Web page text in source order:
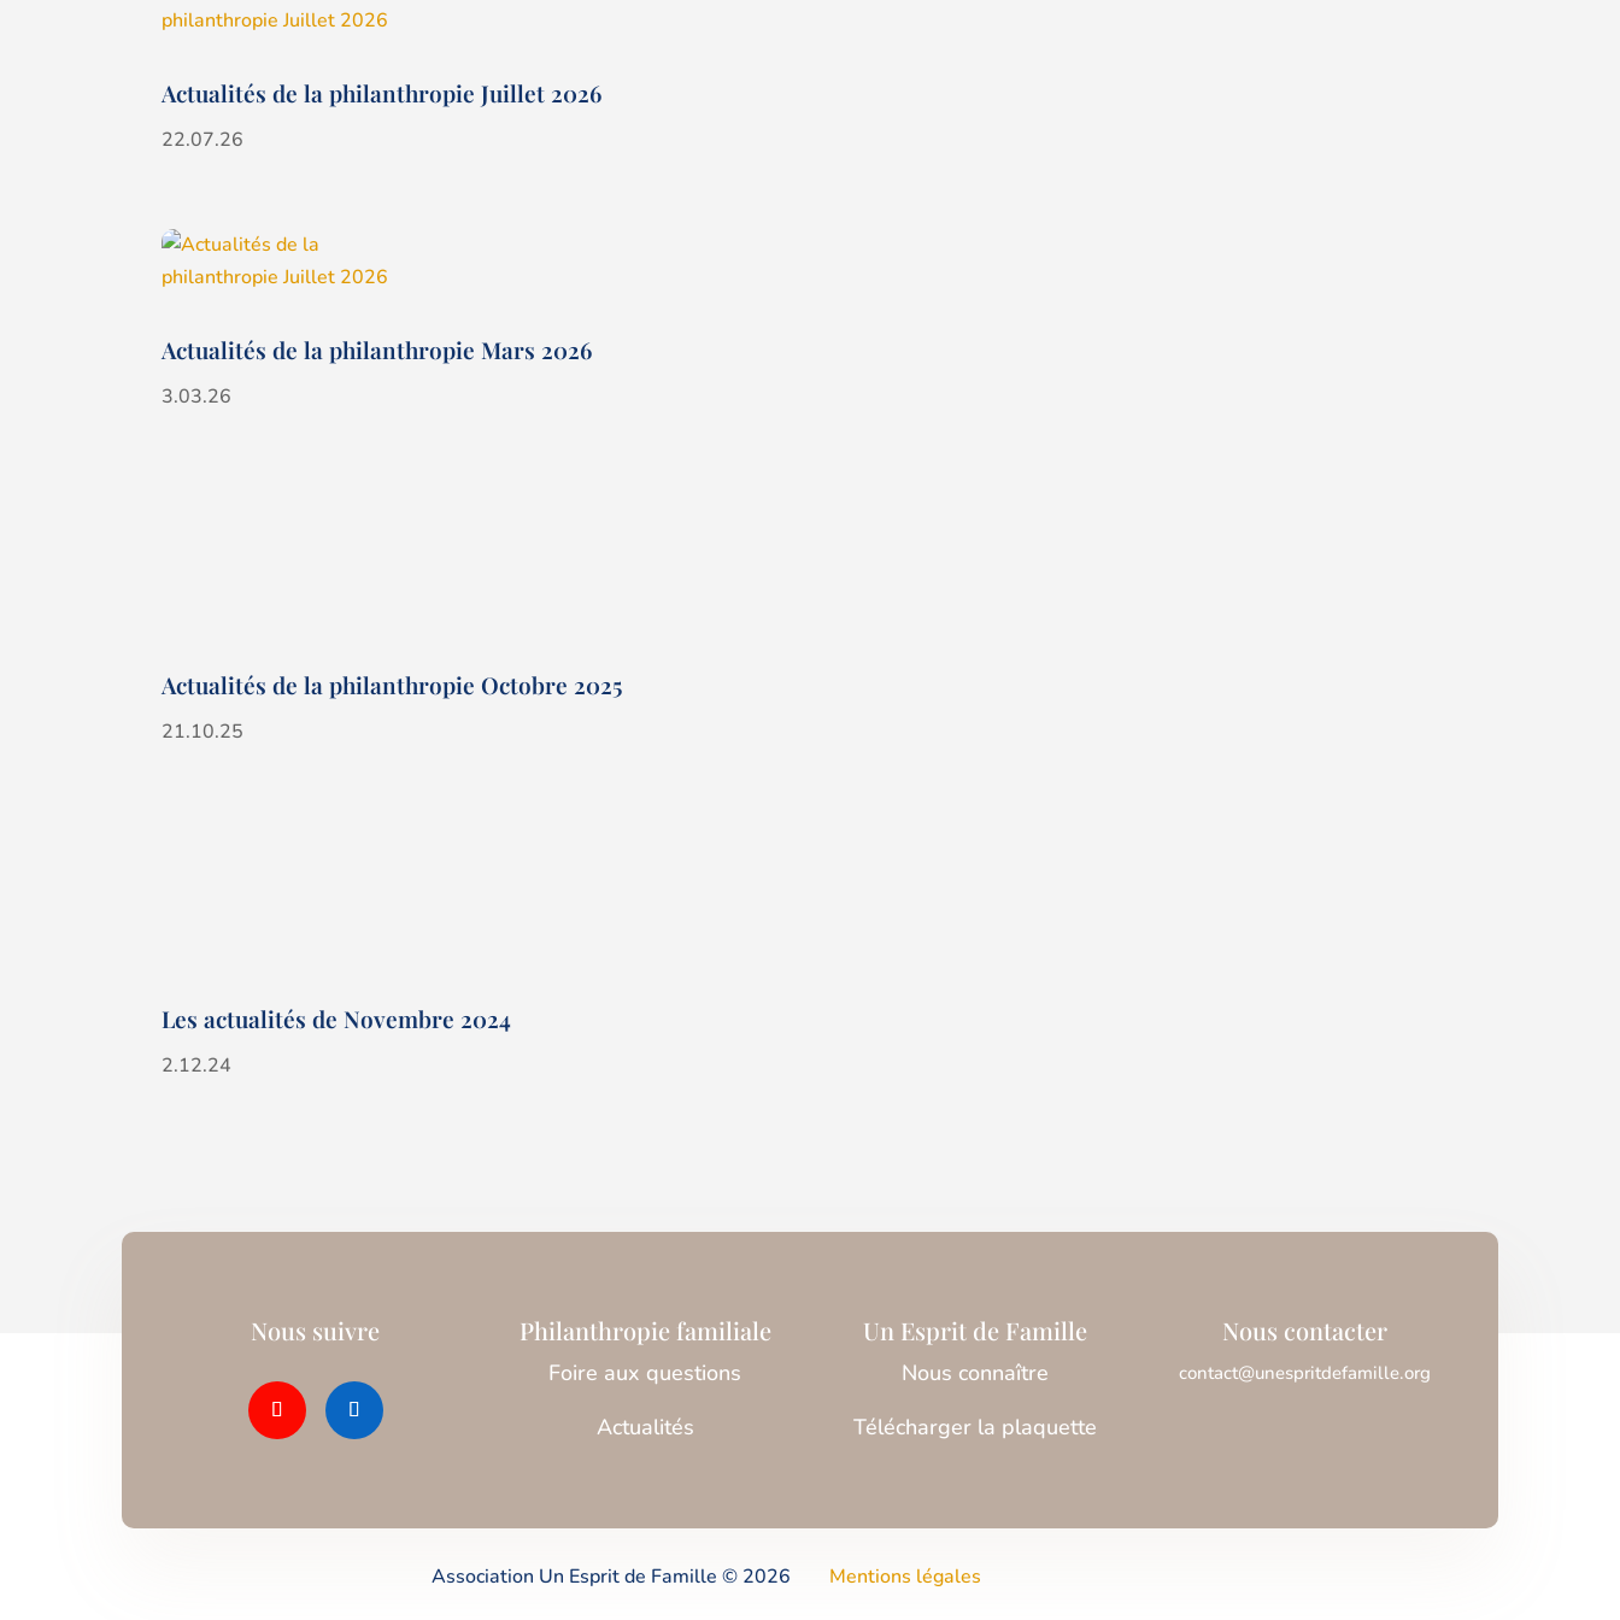
Actualités de la philanthropie Juillet 2026
22.07.26
Actualités de la philanthropie Mars 2026
3.03.26
Actualités de la philanthropie Octobre 2025
21.10.25
Les actualités de Novembre 2024
2.12.24
Nous suivre Philanthropie familiale
Foire aux questions
Actualités
Un Esprit de Famille
Nous connaître
Télécharger la plaquette
Nous contacter
contact@unespritdefamille.org
Association Un Esprit de Famille © 2026 Mentions légales